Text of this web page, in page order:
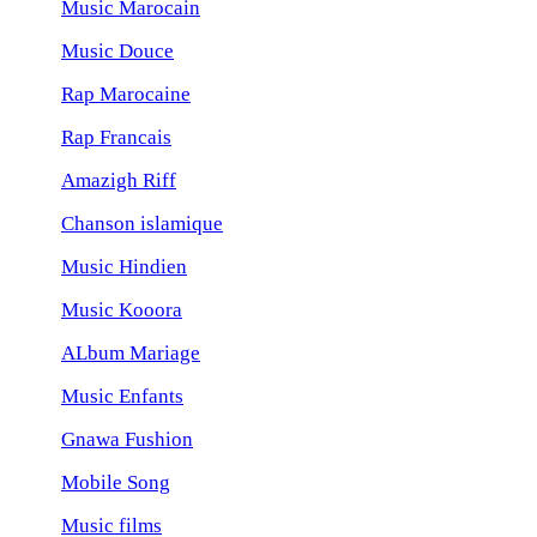
Music Marocain
Music Douce
Rap Marocaine
Rap Francais
Amazigh Riff
Chanson islamique
Music Hindien
Music Kooora
ALbum Mariage
Music Enfants
Gnawa Fushion
Mobile Song
Music films